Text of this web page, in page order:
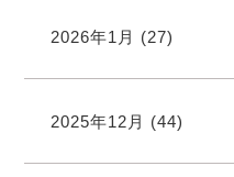
2026年1月 (27)
2025年12月 (44)